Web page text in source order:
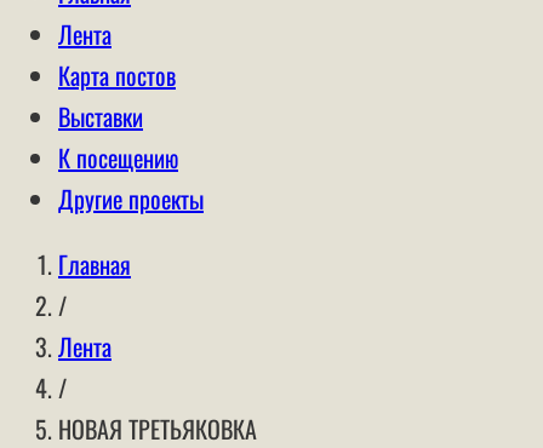
Лента
Карта постов
Выставки
К посещению
Другие проекты
Главная
/
Лента
/
НОВАЯ ТРЕТЬЯКОВКА